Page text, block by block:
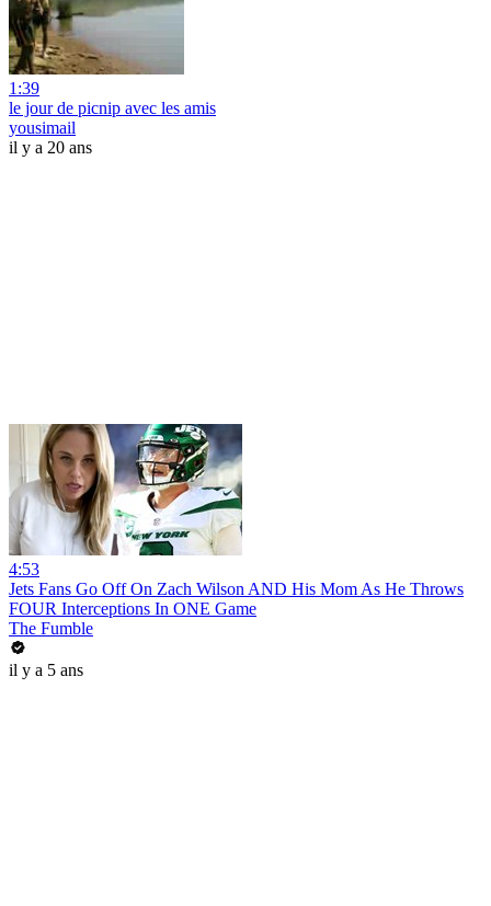
1:39
le jour de picnip avec les amis
yousimail
il y a 20 ans
4:53
Jets Fans Go Off On Zach Wilson AND His Mom As He Throws
FOUR Interceptions In ONE Game
The Fumble
il y a 5 ans